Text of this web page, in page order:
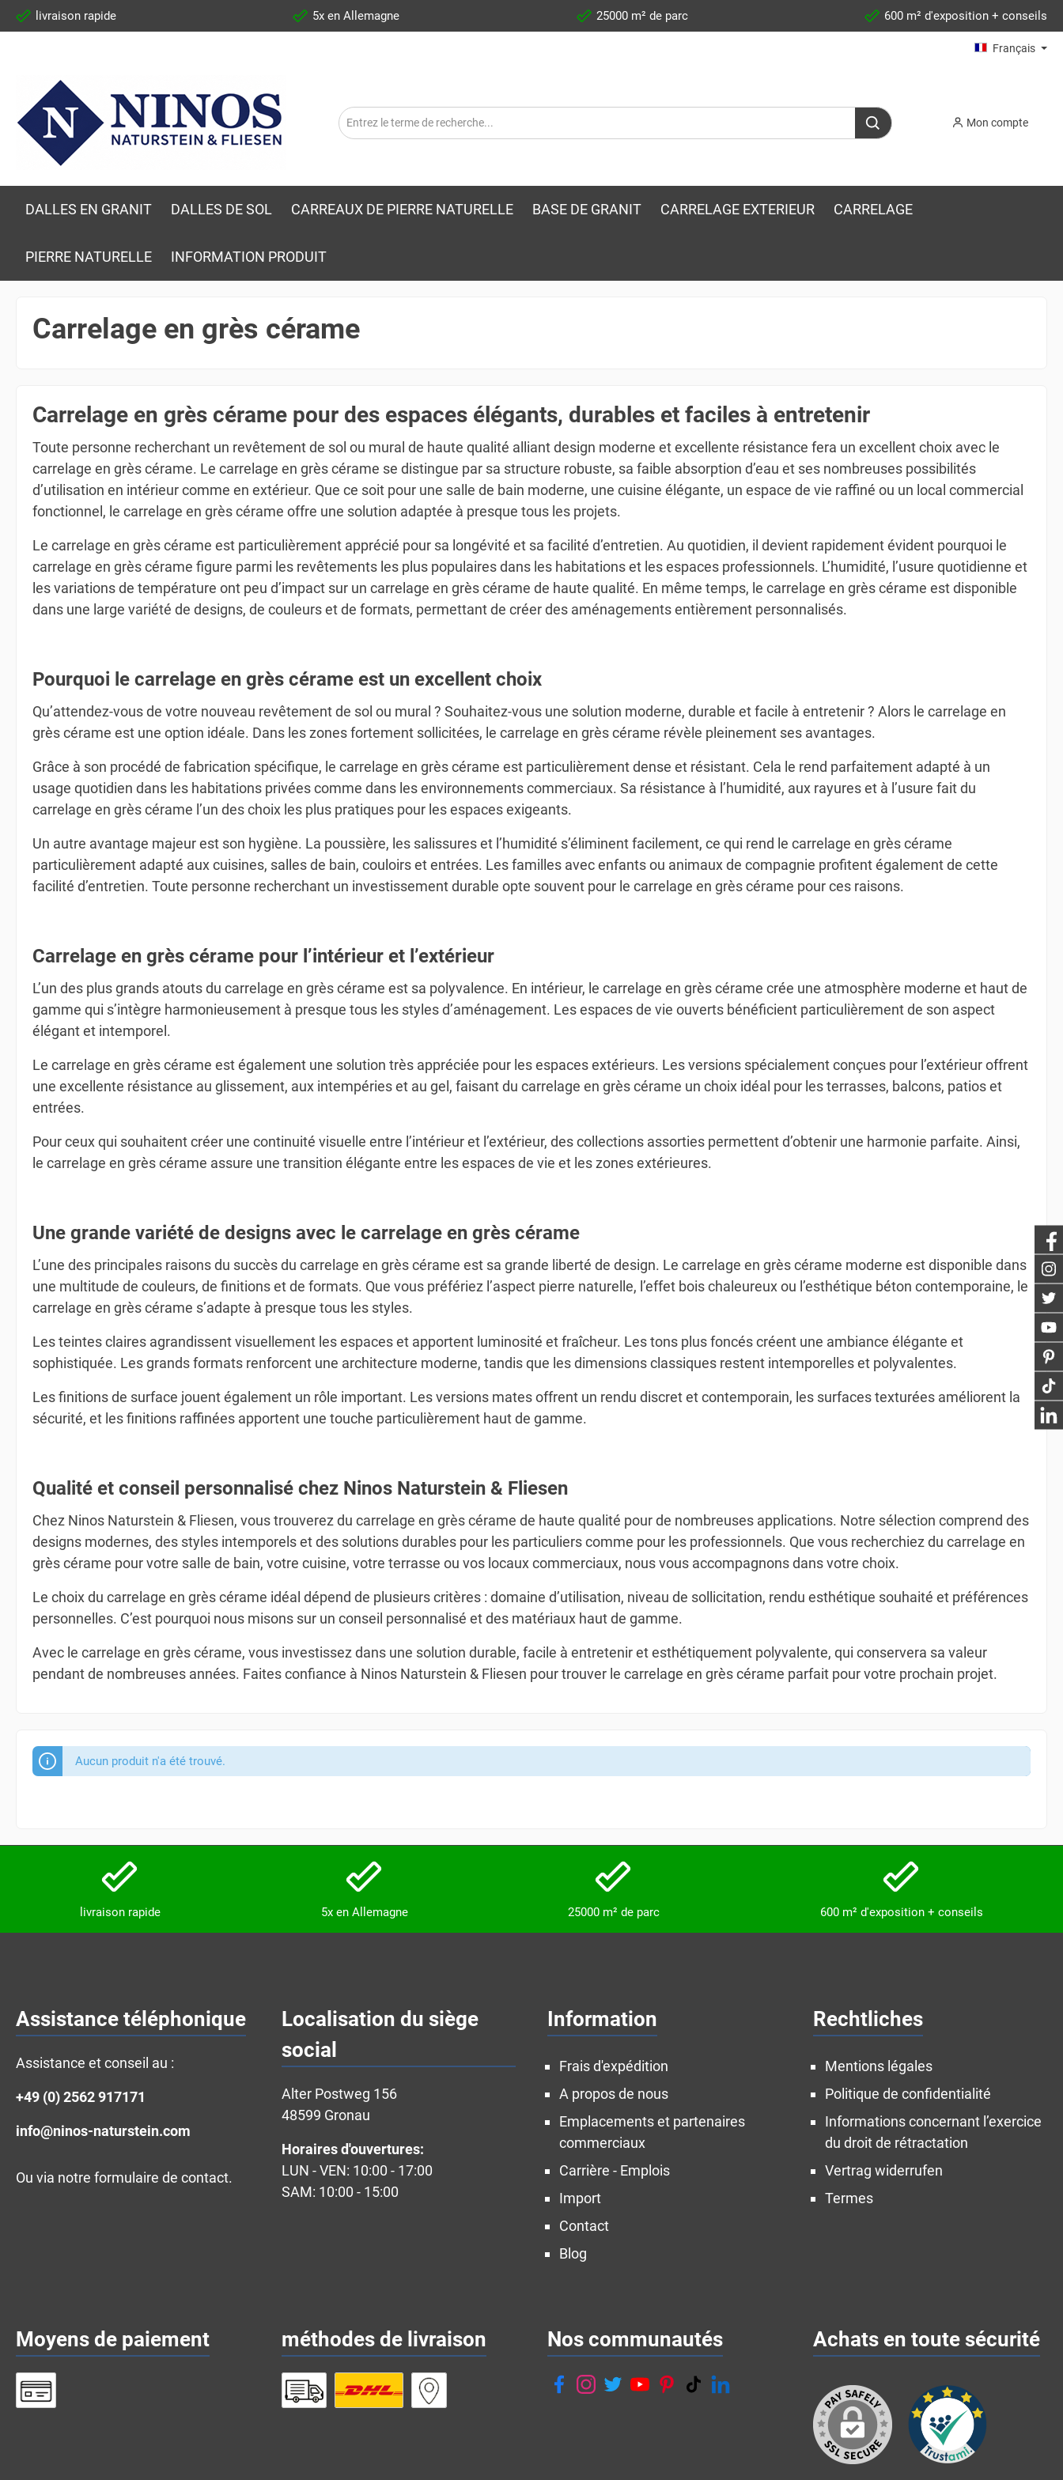
livraison rapide 5x en Allemagne 25000 m² de parc 600 m² d'exposition + conseils
Français
Mon compte
DALLES EN GRANIT DALLES DE SOL CARREAUX DE PIERRE NATURELLE BASE DE GRANIT CARRELAGE EXTERIEUR CARRELAGE
PIERRE NATURELLE INFORMATION PRODUIT
Carrelage en grès cérame
Carrelage en grès cérame pour des espaces élégants, durables et faciles à entretenir
Toute personne recherchant un revêtement de sol ou mural de haute qualité alliant design moderne et excellente résistance fera un excellent choix avec le
carrelage en grès cérame. Le carrelage en grès cérame se distingue par sa structure robuste, sa faible absorption d’eau et ses nombreuses possibilités
d’utilisation en intérieur comme en extérieur. Que ce soit pour une salle de bain moderne, une cuisine élégante, un espace de vie raffiné ou un local commercial
fonctionnel, le carrelage en grès cérame offre une solution adaptée à presque tous les projets.
Le carrelage en grès cérame est particulièrement apprécié pour sa longévité et sa facilité d’entretien. Au quotidien, il devient rapidement évident pourquoi le
carrelage en grès cérame figure parmi les revêtements les plus populaires dans les habitations et les espaces professionnels. L’humidité, l’usure quotidienne et
les variations de température ont peu d’impact sur un carrelage en grès cérame de haute qualité. En même temps, le carrelage en grès cérame est disponible
dans une large variété de designs, de couleurs et de formats, permettant de créer des aménagements entièrement personnalisés.
Pourquoi le carrelage en grès cérame est un excellent choix
Qu’attendez-vous de votre nouveau revêtement de sol ou mural ? Souhaitez-vous une solution moderne, durable et facile à entretenir ? Alors le carrelage en
grès cérame est une option idéale. Dans les zones fortement sollicitées, le carrelage en grès cérame révèle pleinement ses avantages.
Grâce à son procédé de fabrication spécifique, le carrelage en grès cérame est particulièrement dense et résistant. Cela le rend parfaitement adapté à un
usage quotidien dans les habitations privées comme dans les environnements commerciaux. Sa résistance à l’humidité, aux rayures et à l’usure fait du
carrelage en grès cérame l’un des choix les plus pratiques pour les espaces exigeants.
Un autre avantage majeur est son hygiène. La poussière, les salissures et l’humidité s’éliminent facilement, ce qui rend le carrelage en grès cérame
particulièrement adapté aux cuisines, salles de bain, couloirs et entrées. Les familles avec enfants ou animaux de compagnie profitent également de cette
facilité d’entretien. Toute personne recherchant un investissement durable opte souvent pour le carrelage en grès cérame pour ces raisons.
Carrelage en grès cérame pour l’intérieur et l’extérieur
L’un des plus grands atouts du carrelage en grès cérame est sa polyvalence. En intérieur, le carrelage en grès cérame crée une atmosphère moderne et haut de
gamme qui s’intègre harmonieusement à presque tous les styles d’aménagement. Les espaces de vie ouverts bénéficient particulièrement de son aspect
élégant et intemporel.
Le carrelage en grès cérame est également une solution très appréciée pour les espaces extérieurs. Les versions spécialement conçues pour l’extérieur offrent
une excellente résistance au glissement, aux intempéries et au gel, faisant du carrelage en grès cérame un choix idéal pour les terrasses, balcons, patios et
entrées.
Pour ceux qui souhaitent créer une continuité visuelle entre l’intérieur et l’extérieur, des collections assorties permettent d’obtenir une harmonie parfaite. Ainsi,
le carrelage en grès cérame assure une transition élégante entre les espaces de vie et les zones extérieures.
Une grande variété de designs avec le carrelage en grès cérame
L’une des principales raisons du succès du carrelage en grès cérame est sa grande liberté de design. Le carrelage en grès cérame moderne est disponible dans
une multitude de couleurs, de finitions et de formats. Que vous préfériez l’aspect pierre naturelle, l’effet bois chaleureux ou l’esthétique béton contemporaine, le
carrelage en grès cérame s’adapte à presque tous les styles.
Les teintes claires agrandissent visuellement les espaces et apportent luminosité et fraîcheur. Les tons plus foncés créent une ambiance élégante et
sophistiquée. Les grands formats renforcent une architecture moderne, tandis que les dimensions classiques restent intemporelles et polyvalentes.
Les finitions de surface jouent également un rôle important. Les versions mates offrent un rendu discret et contemporain, les surfaces texturées améliorent la
sécurité, et les finitions raffinées apportent une touche particulièrement haut de gamme.
Qualité et conseil personnalisé chez Ninos Naturstein & Fliesen
Chez Ninos Naturstein & Fliesen, vous trouverez du carrelage en grès cérame de haute qualité pour de nombreuses applications. Notre sélection comprend des
designs modernes, des styles intemporels et des solutions durables pour les particuliers comme pour les professionnels. Que vous recherchiez du carrelage en
grès cérame pour votre salle de bain, votre cuisine, votre terrasse ou vos locaux commerciaux, nous vous accompagnons dans votre choix.
Le choix du carrelage en grès cérame idéal dépend de plusieurs critères : domaine d’utilisation, niveau de sollicitation, rendu esthétique souhaité et préférences
personnelles. C’est pourquoi nous misons sur un conseil personnalisé et des matériaux haut de gamme.
Avec le carrelage en grès cérame, vous investissez dans une solution durable, facile à entretenir et esthétiquement polyvalente, qui conservera sa valeur
pendant de nombreuses années. Faites confiance à Ninos Naturstein & Fliesen pour trouver le carrelage en grès cérame parfait pour votre prochain projet.
Aucun produit n'a été trouvé.
livraison rapide 5x en Allemagne 25000 m² de parc 600 m² d'exposition + conseils
Assistance téléphonique
Assistance et conseil au :
+49 (0) 2562 917171
info@ninos-naturstein.com
Ou via notre formulaire de contact.
Localisation du siège
social
Alter Postweg 156
48599 Gronau
Horaires d'ouvertures:
LUN - VEN: 10:00 - 17:00
SAM: 10:00 - 15:00
Information
Frais d'expédition
A propos de nous
Emplacements et partenaires
commerciaux
Carrière - Emplois
Import
Contact
Blog
Rechtliches
Mentions légales
Politique de confidentialité
Informations concernant l’exercice
du droit de rétractation
Vertrag widerrufen
Termes
Moyens de paiement méthodes de livraison Nos communautés Achats en toute sécurité